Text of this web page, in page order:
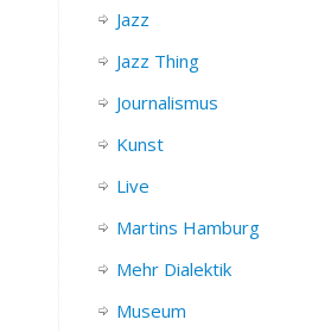
Jazz
Jazz Thing
Journalismus
Kunst
Live
Martins Hamburg
Mehr Dialektik
Museum